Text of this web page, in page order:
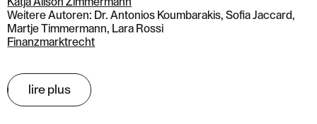
Weitere Autoren: Dr. Antonios Koumbarakis, Sofia Jaccard,
Martje Timmermann, Lara Rossi
Finanzmarktrecht
lire plus